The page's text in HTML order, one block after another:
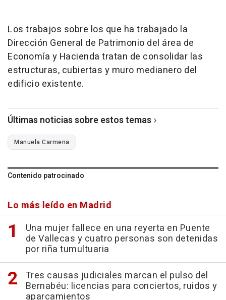
Los trabajos sobre los que ha trabajado la
Dirección General de Patrimonio del área de
Economía y Hacienda tratan de consolidar las
estructuras, cubiertas y muro medianero del
edificio existente.
Últimas noticias sobre estos temas
Manuela Carmena
Contenido patrocinado
Lo más leído en Madrid
Una mujer fallece en una reyerta en Puente
de Vallecas y cuatro personas son detenidas
por riña tumultuaria
Tres causas judiciales marcan el pulso del
Bernabéu: licencias para conciertos, ruidos y
aparcamientos